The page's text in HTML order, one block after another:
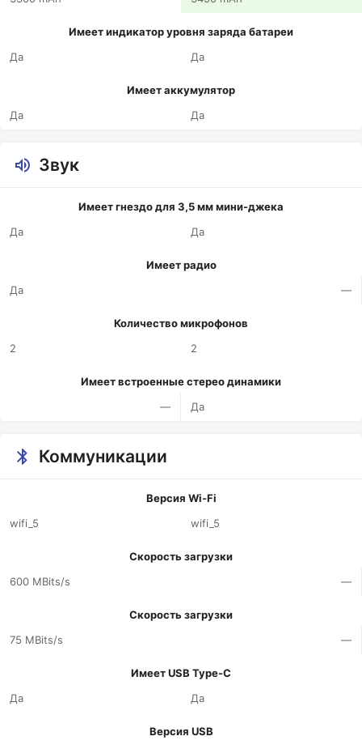
Имеет индикатор уровня заряда батареи
Да
Да
Имеет аккумулятор
Да
Да
Звук
Имеет гнездо для 3,5 мм мини-джека
Да
Да
Имеет радио
Да
—
Количество микрофонов
2
2
Имеет встроенные стерео динамики
—
Да
Коммуникации
Версия Wi-Fi
wifi_5
wifi_5
Скорость загрузки
600 MBits/s
—
Скорость загрузки
75 MBits/s
—
Имеет USB Type-C
Да
Да
Версия USB